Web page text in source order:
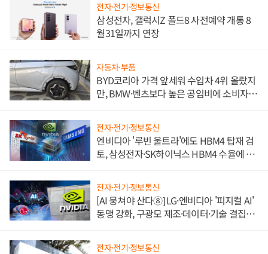
전자·전기·정보통신
삼성전자, 갤럭시Z 폴드8 사전예약 개통 8
월31일까지 연장
자동차·부품
BYD코리아 가격 앞세워 수입차 4위 올랐지
만, BMW·벤츠보다 높은 공임비에 소비자
전자·전기·정보통신
엔비디아 '루빈 울트라'에도 HBM4 탑재 검
토, 삼성전자·SK하이닉스 HBM4 수율에 주
전자·전기·정보통신
[AI 뭉쳐야 산다⑧] LG·엔비디아 '피지컬 AI'
동맹 강화, 구광모 제조·데이터·기술 결집
전자·전기·정보통신